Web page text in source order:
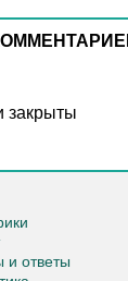
закрыты
и ответы